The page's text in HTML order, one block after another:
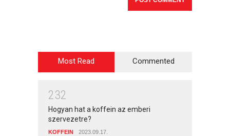
Most Read Commented
232
Hogyan hat a koffein az emberi
szervezetre?
KOFFEIN 2023.09.17.